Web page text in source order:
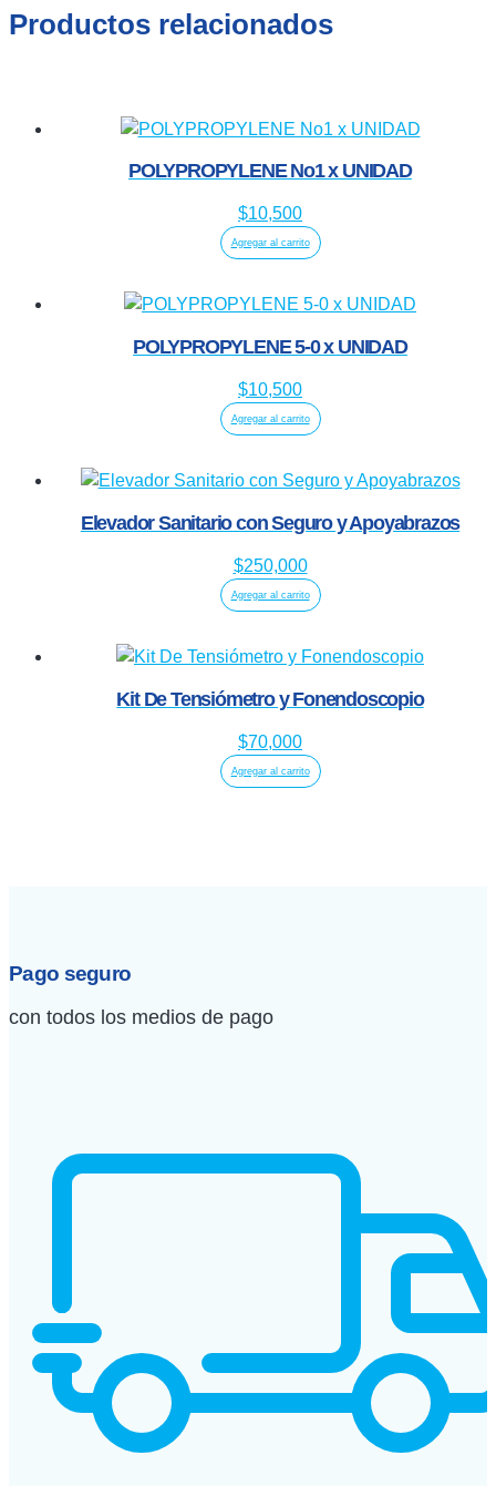
Productos relacionados
POLYPROPYLENE No1 x UNIDAD
$10,500
Agregar al carrito
POLYPROPYLENE 5-0 x UNIDAD
$10,500
Agregar al carrito
Elevador Sanitario con Seguro y Apoyabrazos
$250,000
Agregar al carrito
Kit De Tensiómetro y Fonendoscopio
$70,000
Agregar al carrito
Pago seguro
con todos los medios de pago